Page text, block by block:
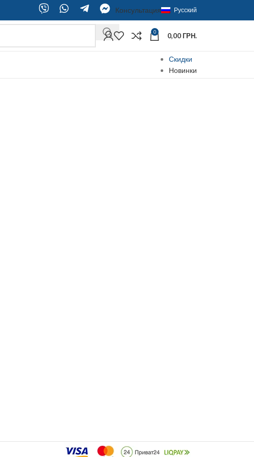
Консультация Русский
0 0,00ГРН.
Скидки
Новинки